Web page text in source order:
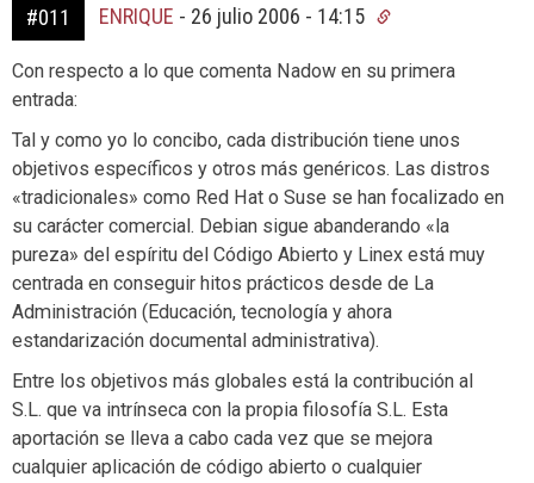
#011 ENRIQUE - 26 julio 2006 - 14:15
Con respecto a lo que comenta Nadow en su primera
entrada:
Tal y como yo lo concibo, cada distribución tiene unos
objetivos específicos y otros más genéricos. Las distros
«tradicionales» como Red Hat o Suse se han focalizado en
su carácter comercial. Debian sigue abanderando «la
pureza» del espíritu del Código Abierto y Linex está muy
centrada en conseguir hitos prácticos desde de La
Administración (Educación, tecnología y ahora
estandarización documental administrativa).
Entre los objetivos más globales está la contribución al
S.L. que va intrínseca con la propia filosofía S.L. Esta
aportación se lleva a cabo cada vez que se mejora
cualquier aplicación de código abierto o cualquier